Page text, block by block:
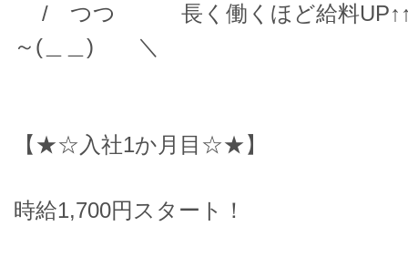
/ つつ 長く働くほど給料
～(＿＿) ＼
【★☆入社1か月目☆★】
時給1,700円スタート！